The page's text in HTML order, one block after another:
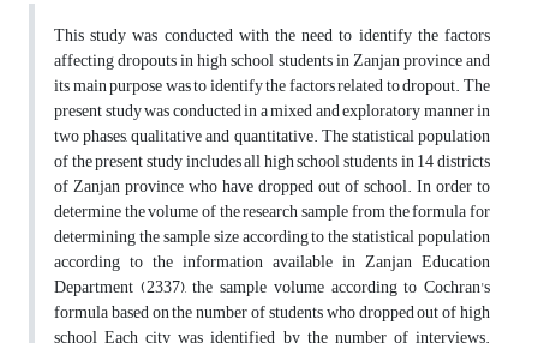
This study was conducted with the need to identify the factors
affecting dropouts in high school students in Zanjan province and
its main purpose was to identify the factors related to dropout. The
present study was conducted in a mixed and exploratory manner in
two phases, qualitative and quantitative. The statistical population
of the present study includes all high school students in 14 districts
of Zanjan province who have dropped out of school. In order to
determine the volume of the research sample from the formula for
determining the sample size according to the statistical population
according to the information available in Zanjan Education
Department (2337), the sample volume according to Cochran's
formula based on the number of students who dropped out of high